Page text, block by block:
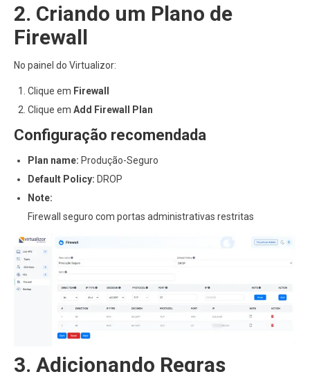
2. Criando um Plano de
Firewall
No painel do Virtualizor:
Clique em Firewall
Clique em Add Firewall Plan
Configuração recomendada
Plan name: Produção-Seguro
Default Policy: DROP
Note:
Firewall seguro com portas administrativas restritas
3. Adicionando Regras